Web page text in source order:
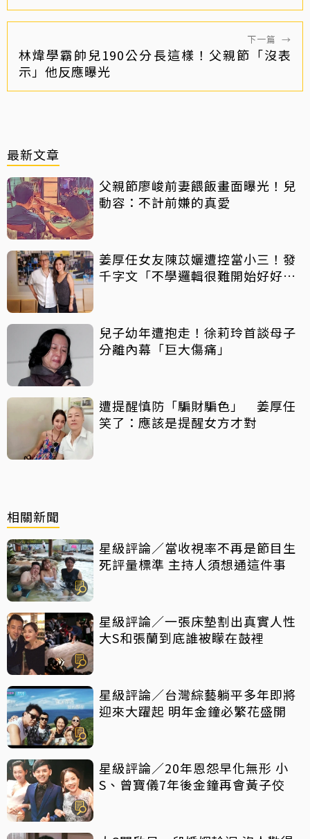
下一篇 →
林煒學霸帥兒190公分長這樣！父親節「沒表
示」他反應曝光
最新文章
父親節廖峻前妻餵飯畫面曝光！兒
動容：不計前嫌的真愛
姜厚任女友陳苡孋遭控當小三！發
千字文「不學邏輯很難開始好好
兒子幼年遭抱走！徐莉玲首談母子
分離內幕「巨大傷痛」
遭提醒慎防「騙財騙色」 姜厚任
笑了：應該是提醒女方才對
相關新聞
星級評論／當收視率不再是節目生
死評量標準 主持人須想通這件事
星級評論／一張床墊割出真實人性
大S和張蘭到底誰被矇在鼓裡
星級評論／台灣綜藝躺平多年即將
迎來大躍起 明年金鐘必繁花盛開
星級評論／20年恩怨早化無形 小
S、曾寶儀7年後金鐘再會黃子佼